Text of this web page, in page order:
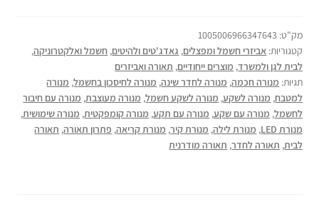
מק"ט: 1005006966347643
קטגוריות: אביזרי חשמל ומפצלים, גאדג'טים ולהיטים, חשמל ואלקטרוניקה,
לבית לגן ולמשרד, מוצרים ייחודיים, תאורה ואביזרים
תגיות: מנורה חכמה, מנורה לחדר שינה, מנורה לחיסכון בחשמל, מנורה
למטבח, מנורה לשקע, מנורה לשקע חשמל, מנורה מעוצבת, מנורה עם חיבור
לחשמל, מנורה עם שקע, מנורה עם תקע, מנורה קומפקטית, מנורה שימושית,
מנורת LED
, מנורת לילה, מנורת קיר, מנורת קריאה, פתרון תאורה, תאורה
לבית, תאורה לחדר, תאורה מודרנית